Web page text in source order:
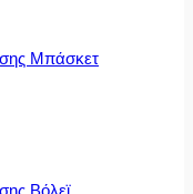
Μπάσκετ